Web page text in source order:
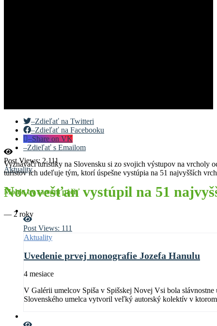
Post Views: 2 111
Aktuality
Novovešťan vystúpil na 51
— 2 roky
–Zdieľať na Twitteri
–Zdieľať na Facebooku
–Share on VK
–Zdieľať s Emailom
Vyznávači turistiky na Slovensku si zo svojich výstupov na vrcholy
turistov ich udeľuje tým, ktorí úspešne vystúpia na 51 najvyšších
Mohlo by sa vám páčiť
Post Views: 111
Aktuality
Uvedenie prvej monografie Jozefa Hanulu
4 mesiace
V Galérii umelcov Spiša v Spišskej Novej Vsi bola
Slovenského umelca vytvoril veľký autorský kolektív v